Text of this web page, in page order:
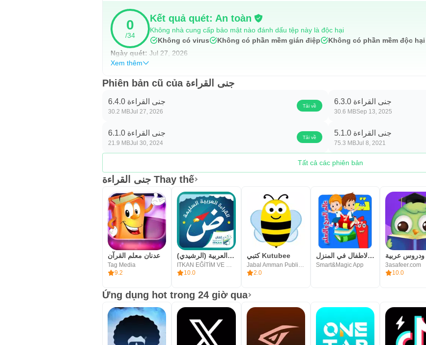
0
/34
Kết quả quét: An toàn
Không nhà cung cấp bảo mật nào đánh dấu tệp này là độc hại
Không có virus
Không có phần mềm gián điệp
Không có phần mềm độc hại
Ngày quét: Jul 27, 2026
Xem thêm
Phiên bản cũ của جنى القراءة
جنى القراءة 6.4.0
30.2 MBJul 27, 2026
Tải về جنى القراءة 6.3.0
30.6 MBSep 13, 2025
جنى القراءة 6.1.0
21.9 MBJul 30, 2024
Tải về جنى القراءة 5.1.0
75.3 MBJul 8, 2021
Tất cả các phiên bản
جنى القراءة Thay thế
عدنان معلم القرآن
Tag Media
9.2
القراءة العربية (الرشيدي)
ITKAN EĞİTİM VE KALKINMA DERNEĞİ
10.0
كتبي Kutubee
Jabal Amman Publishers
2.0
روضة الاطفال في المنزل
Smart&Magic App
3asafeer.com
10.0
Ứng dụng hot trong 24 giờ qua